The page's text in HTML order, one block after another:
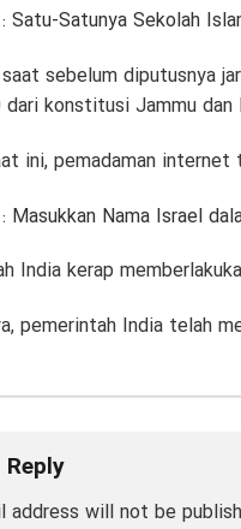
Satu-Satunya Sekolah
sebelum diputusnya
konstitusi Jammu dan
ini, pemadaman
Masukkan Nama Israel
India kerap
pemerintah India telah
address will not be